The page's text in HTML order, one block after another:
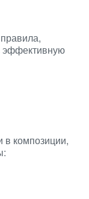
эффективную
в композиции,